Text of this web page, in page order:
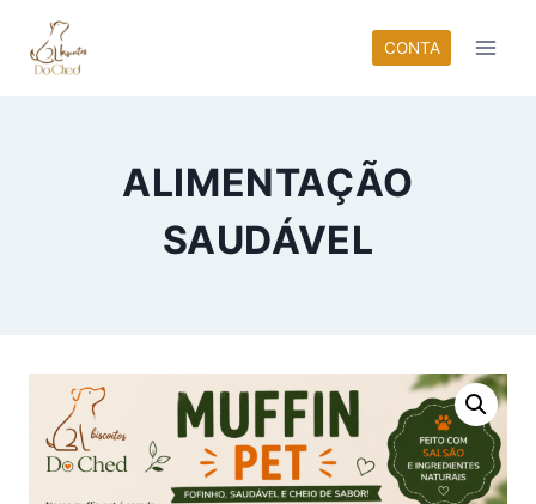
para
CONTA
ALIMENTAÇÃO
SAUDÁVEL